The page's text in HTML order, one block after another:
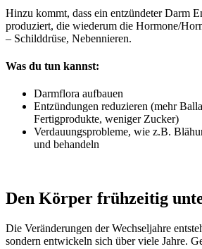
Hinzu kommt, dass ein entzündeter Darm
produziert, die wiederum die Hormone/
– Schilddrüse, Nebennieren.
Was du tun kannst:
Darmflora aufbauen
Entzündungen reduzieren (mehr
Fertigprodukte, weniger Zucker)
Verdauungsprobleme, wie z.B.
und behandeln
Den Körper frühzeitig
Die Veränderungen der Wechseljahre
sondern entwickeln sich über viele Jahre.